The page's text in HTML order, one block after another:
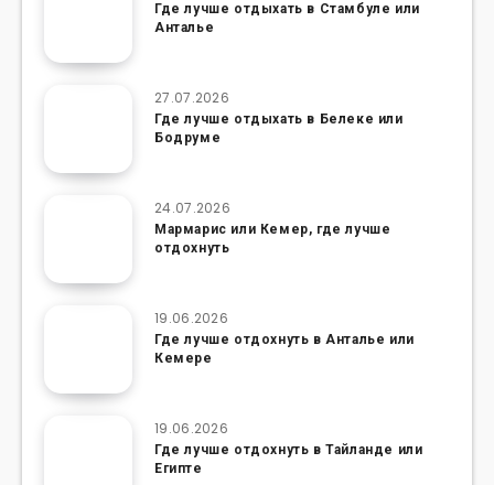
Где лучше отдыхать в Стамбуле или
Анталье
27.07.2026
Где лучше отдыхать в Белеке или
Бодруме
24.07.2026
Мармарис или Кемер, где лучше
отдохнуть
19.06.2026
Где лучше отдохнуть в Анталье или
Кемере
19.06.2026
Где лучше отдохнуть в Тайланде или
Египте